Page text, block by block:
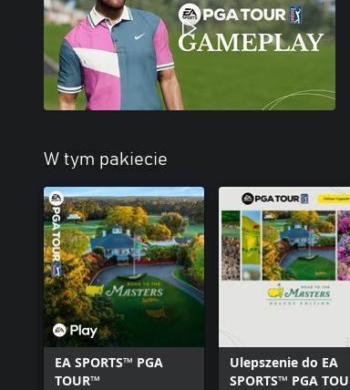
W tym pakiecie
EA SPORTS™ PGA
TOUR™
Ulepszenie do EA
SPORTS™ PGA